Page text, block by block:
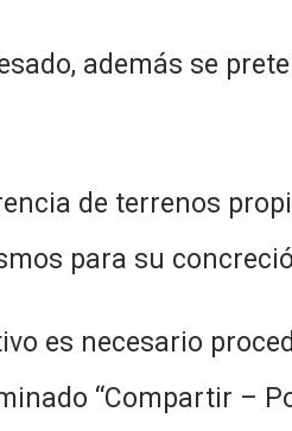
además se
de terrenos
para su
es necesario
“Compartir –